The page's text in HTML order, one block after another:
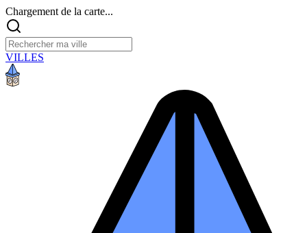
Chargement de la carte...
VILLES